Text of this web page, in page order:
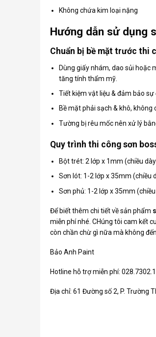
Không chứa kim loại nặng
Hướng dẫn sử dụng
Chuẩn bị bề mặt trước thi
Dùng giấy nhám, dao sủi hoặc
tăng tính thẩm mỹ.
Tiết kiệm vật liệu & đảm bảo
Bề mặt phải sạch & khô,
Tường bị rêu mốc nên xử lý
Quy trình thi công sơn
Bột trét: 2 lớp x 1mm (chiều
Sơn lót: 1-2 lớp x 35mm (chiều
Sơn phủ: 1-2 lớp x 35mm
Để biết thêm chi tiết về sản phẩm
miễn phí nhé. CHúng tôi cam kết
còn chần chừ gì nữa mà không
Bảo Anh Paint
Hotline hỗ trợ miễn phí:
Địa chỉ: 61 Đường số 2, P. Trường